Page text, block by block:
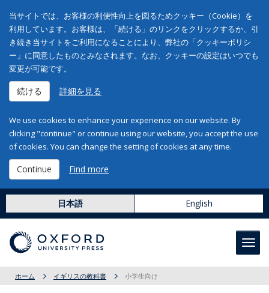
当サイトでは、お客様の利便性向上を図るためクッキー（Cookie）を
利用しています。お客様は、「続ける」のリンクをクリックするか、引
き続き当サイトをご利用になることにより、弊社の「クッキーポリシ
ー」に同意したものとみなされます。なお、クッキーの設定はいつでも
変更が可能です。
続ける 詳細を見る
We use cookies to enhance your experience on our website. By
clicking "continue" or continue using our website, you accept the use
of cookies. You can change the setting of cookies at any time.
Continue Find more
日本語 English
ホーム イギリスの教科書 小学生向け